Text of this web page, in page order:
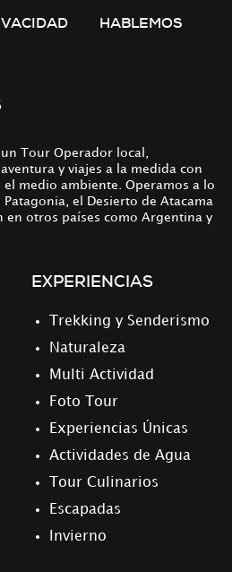
HABLEMOS
Tour Operador local,
y viajes a la medida con
medio ambiente. Operamos a lo
el Desierto de Atacama
en otros países como Argentina y
EXPERIENCIAS
Trekking y Senderismo
Naturaleza
Multi Actividad
Foto Tour
Experiencias Únicas
Actividades de Agua
Tour Culinarios
Escapadas
Invierno